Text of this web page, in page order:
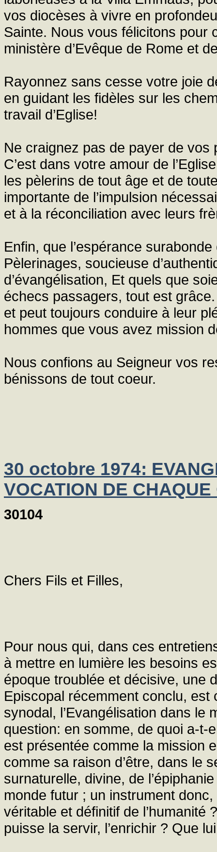
vos diocèses à vivre en
Sainte. Nous vous félicitons pour
ministère d’Evêque de Rome et
Rayonnez sans cesse votre joie
en guidant les fidèles sur les
travail d’Eglise!
Ne craignez pas de payer de vos
C’est dans votre amour de
les pèlerins de tout âge et de
importante de l’impulsion
et à la réconciliation avec leurs
Enfin, que l’espérance
Pèlerinages, soucieuse
d’évangélisation, Et quels que
échecs passagers, tout est
et peut toujours conduire à leur
hommes que vous avez mission
Nous confions au Seigneur vos
bénissons de tout coeur.
30 octobre 1974:
VOCATION DE CHAQUE
30104
Chers Fils et Filles,
Pour nous qui, dans ces
à mettre en lumière les besoins
époque troublée et décisive, une
Episcopal récemment conclu,
synodal, l’Evangélisation dans le
question: en somme, de quoi a-t-
est présentée comme la mission
comme sa raison d’être, dans le
surnaturelle, divine, de
monde futur ; un instrument
véritable et définitif de l’humanité
puisse la servir, l’enrichir ? Que